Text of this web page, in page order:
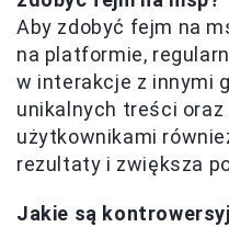
Aby zdobyć fejm na
na platformie,
w interakcje z innymi
unikalnych treści oraz
użytkownikami
rezultaty i zwiększa
Jakie są